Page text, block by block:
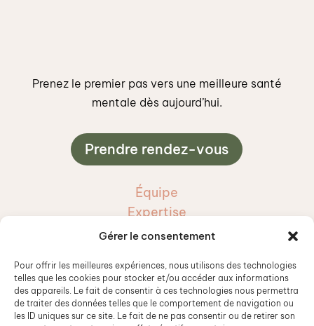
Gérer le consentement
Pour offrir les meilleures expériences, nous utilisons des technologies
telles que les cookies pour stocker et/ou accéder aux informations
des appareils. Le fait de consentir à ces technologies nous permettra
de traiter des données telles que le comportement de navigation ou
les ID uniques sur ce site. Le fait de ne pas consentir ou de retirer son
Prenez le premier pas vers une meilleure santé
mentale dès aujourd’hui.
Prendre rendez-vous
Équipe
Expertise
Services et tarifs
 Courriel
info@cliniquega.ca